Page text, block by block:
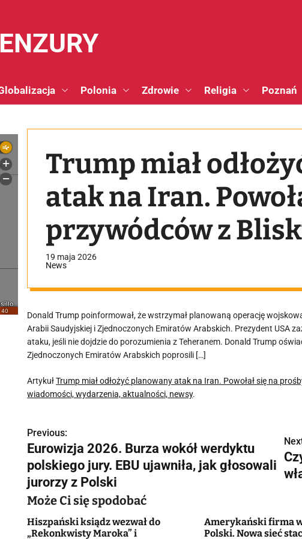
Polonia Zdrowie Religia Poznań
Trump miał
atak na Iran.
przywódców z
19 maja 2026
News
Donald Trump poinformował, że wstrzymał planowaną operację
Arabii Saudyjskiej i Zjednoczonych Emiratów Arabskich. Prezydent USA
ataku, jeśli nie dojdzie do porozumienia z Teheranem. Donald Trump
Zjednoczonych Emiratów Arabskich poprosili […]
ArtykułTrump miał odłożyć planowany atak na Iran. Powołał się na
wiadomości, wydarzenia, aktualności, newsy.
N
a
w
i
g
Previous:
Eurowizja 2026. Burza wokół werdyktu
polskiego jury. EBU ujawniła, jak głosowali
jurorzy z Polski
Może Ci się spodobać
Hiszpański ksiądz wezwał do
„Rekonkwisty Maroka” i
Amerykański firma
Polski. Nowa sieć